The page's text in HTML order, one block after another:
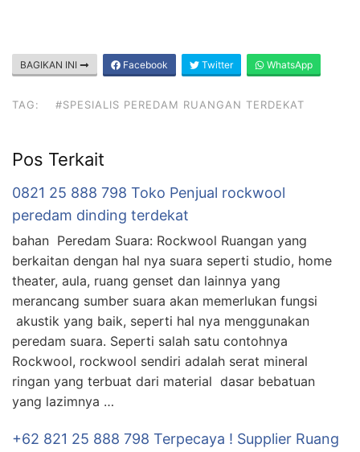
BAGIKAN INI Facebook Twitter WhatsApp
TAG: #SPESIALIS PEREDAM RUANGAN TERDEKAT
Pos Terkait
0821 25 888 798 Toko Penjual rockwool
peredam dinding terdekat
bahan Peredam Suara: Rockwool Ruangan yang
berkaitan dengan hal nya suara seperti studio, home
theater, aula, ruang genset dan lainnya yang
merancang sumber suara akan memerlukan fungsi
akustik yang baik, seperti hal nya menggunakan
peredam suara. Seperti salah satu contohnya
Rockwool, rockwool sendiri adalah serat mineral
ringan yang terbuat dari material dasar bebatuan
yang lazimnya …
+62 821 25 888 798 Terpecaya ! Supplier Ruang